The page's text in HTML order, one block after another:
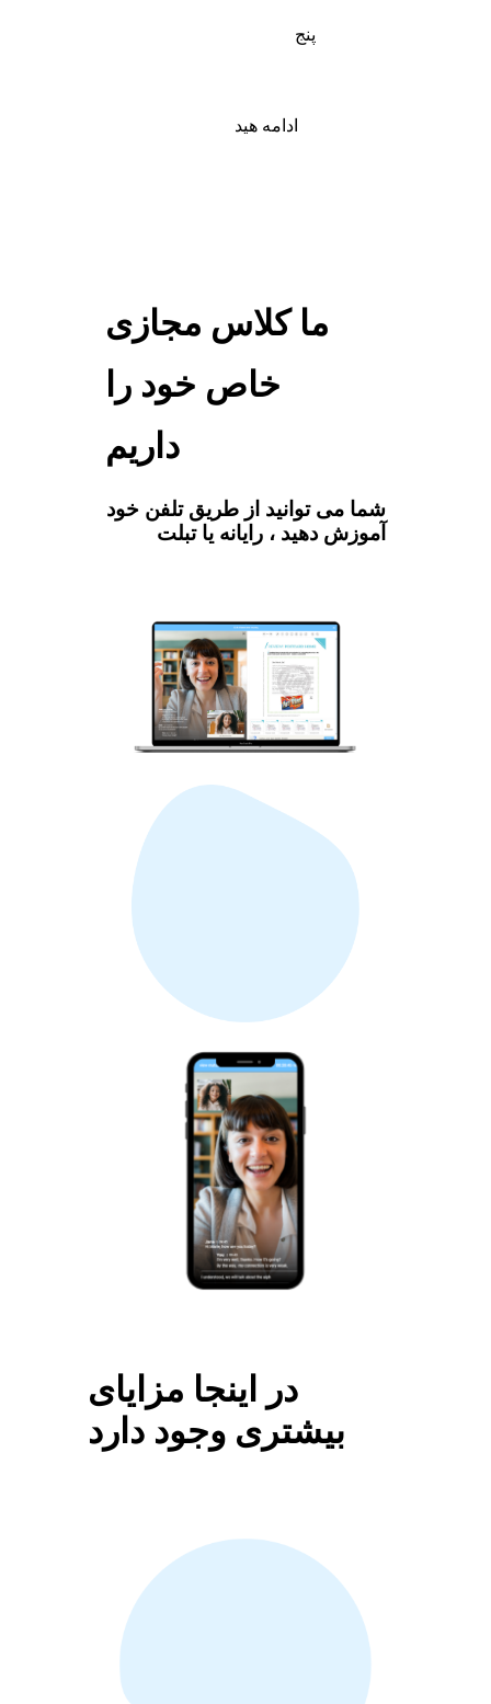
پنج
ادامه هید
ما کلاس مجازی
خاص خود را
داریم
شما می توانید از طریق تلفن خود
آموزش دهید ، رایانه یا تبلت
در اینجا مزایای
بیشتری وجود دارد